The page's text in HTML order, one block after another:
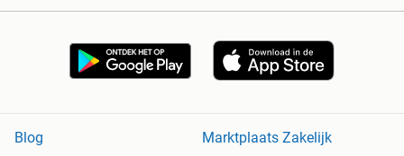
Blog
Marktplaats Zakelijk